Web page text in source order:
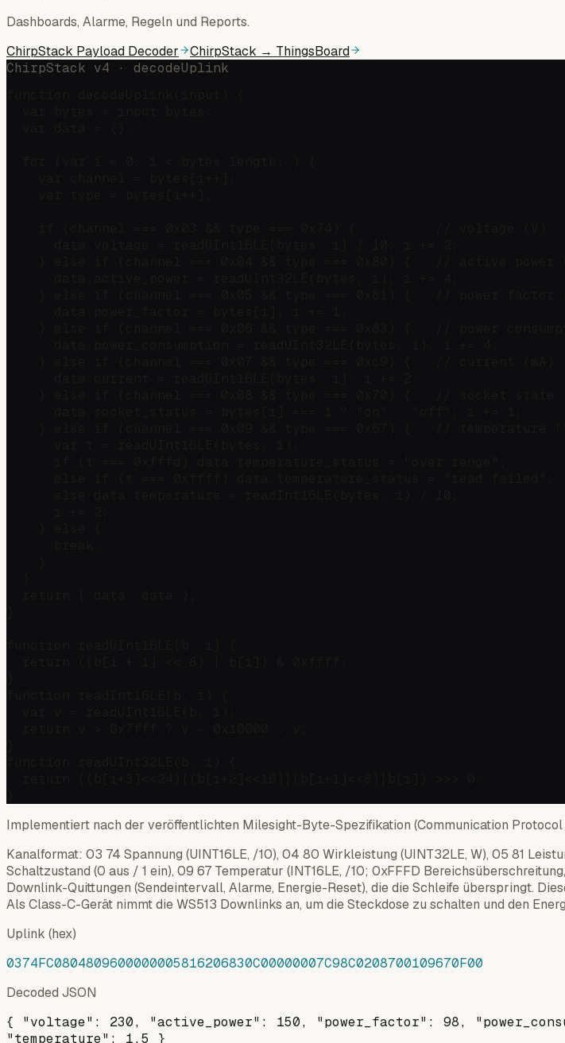
Dashboards, Alarme, Regeln und Reports.
ChirpStack Payload Decoder
ChirpStack → ThingsBoard
ChirpStack v4 · decodeUplink
Implementiert nach der veröffentlichten Milesight-Byte-Spezifikation (Communication Protocol
Kanalformat: 03 74 Spannung (UINT16LE, /10), 04 80 Wirkleistung (UINT32LE, W), 05 81
Schaltzustand (0 aus / 1 ein), 09 67 Temperatur (INT16LE, /10; 0xFFFD
Downlink-Quittungen (Sendeintervall, Alarme, Energie-Reset), die die Schleife überspringt.
Als Class-C-Gerät nimmt die WS513 Downlinks an, um die Steckdose zu schalten und den
Uplink (hex)
0374FC0804809600000005816206830C00000007C98C0208700109670F00
Decoded JSON
{ "voltage": 230, "active_power": 150, "power_factor": 98,
"temperature": 1.5 }